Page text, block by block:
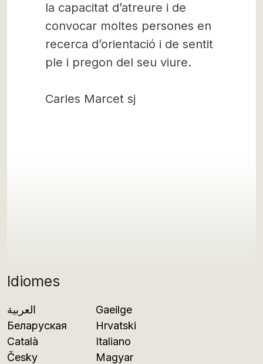
Idiomes
العربية
Беларуская
Català
Česky
Gaeilge
Hrvatski
Italiano
Magyar
la capacitat d’atreure i de
convocar moltes persones en
recerca d’orientació i de sentit
ple i pregon del seu viure.
Carles Marcet sj